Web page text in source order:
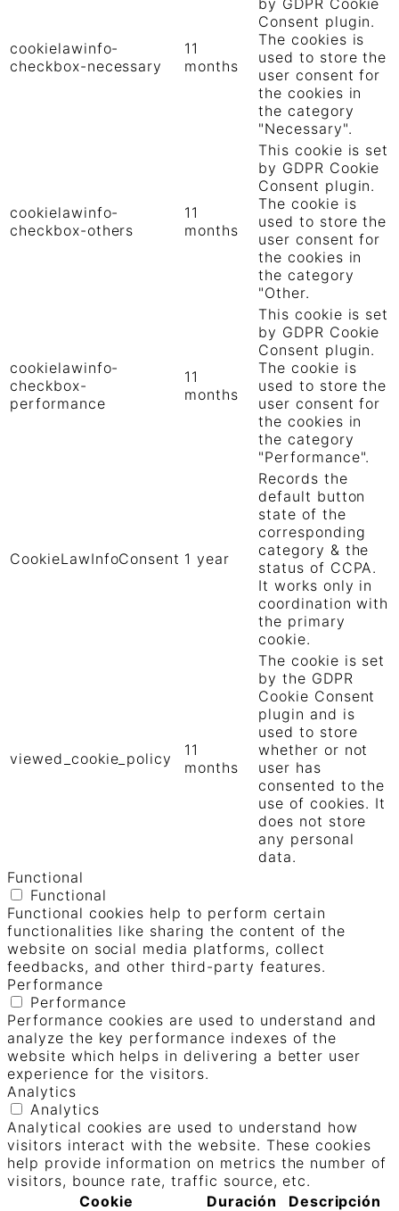
cookielawinfo-
checkbox-necessary
11
months
Consent plugin.
The cookies is
used to store the
user consent for
the cookies in
the category
"Necessary".
cookielawinfo-
checkbox-others
11
months
This cookie is set
by GDPR Cookie
Consent plugin.
The cookie is
used to store the
user consent for
the cookies in
the category
"Other.
cookielawinfo-
checkbox-
performance
11
months
This cookie is set
by GDPR Cookie
Consent plugin.
The cookie is
used to store the
user consent for
the cookies in
the category
"Performance".
CookieLawInfoConsent 1 year
Records the
default button
state of the
corresponding
category & the
status of CCPA.
It works only in
coordination with
the primary
cookie.
viewed_cookie_policy
11
months
The cookie is set
by the GDPR
Cookie Consent
plugin and is
used to store
whether or not
user has
consented to the
use of cookies. It
does not store
any personal
data.
Functional
Functional
Functional cookies help to perform certain
functionalities like sharing the content of the
website on social media platforms, collect
feedbacks, and other third-party features.
Performance
Performance
Performance cookies are used to understand and
analyze the key performance indexes of the
website which helps in delivering a better user
experience for the visitors.
Analytics
Analytics
Analytical cookies are used to understand how
visitors interact with the website. These cookies
help provide information on metrics the number of
visitors, bounce rate, traffic source, etc.
Cookie
Duración Descripción